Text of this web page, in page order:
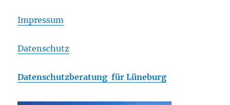
Impressum
Datenschutz
Datenschutzberatung für Lüneburg